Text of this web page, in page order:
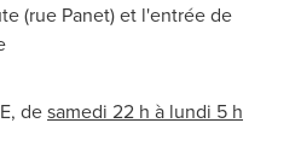
(rue Panet) et l'entrée de
desamedi 22 h à lundi 5 h